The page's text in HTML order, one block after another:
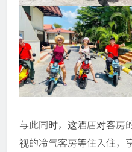
与此同时，这酒店对客房
视的冷气客房等住入住，